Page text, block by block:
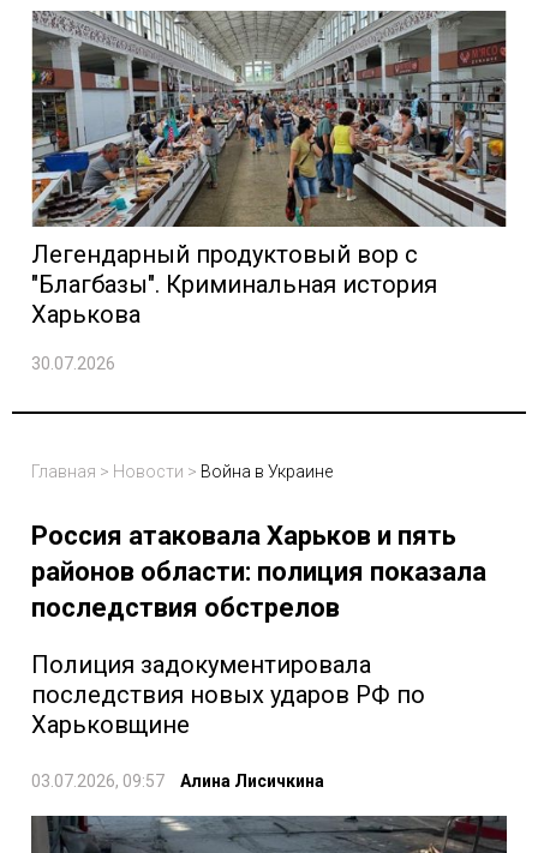
Легендарный продуктовый вор с
"Благбазы". Криминальная история
Харькова
30.07.2026
Главная > Новости > Война в Украине
Россия атаковала Харьков и пять
районов области: полиция показала
последствия обстрелов
Полиция задокументировала
последствия новых ударов РФ по
Харьковщине
03.07.2026, 09:57 Алина Лисичкина